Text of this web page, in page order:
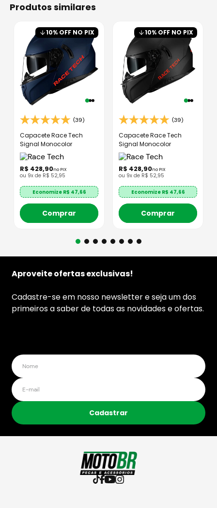
produtos similares
10% OFF NO PIX
(39)
Capacete Race Tech
Signal Monocolor
R$ 428,90no PIX
ou 9x de R$ 52,95
Economize R$ 47,66
Comprar
10% OFF NO PIX
(39)
Capacete Race Tech
Signal Monocolor
R$ 428,90no PIX
ou 9x de R$ 52,95
Economize R$ 47,66
Comprar
Aproveite ofertas exclusivas!
Cadastre-se em nosso newsletter e seja um dos
primeiros a saber de todas as novidades e ofertas.
Cadastrar